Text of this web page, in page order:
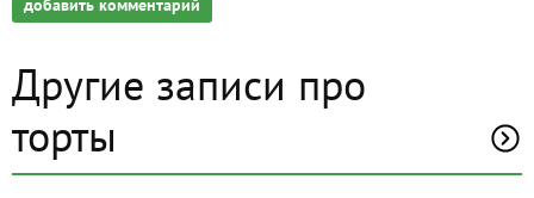
добавить комментарий
Другие записи про
торты